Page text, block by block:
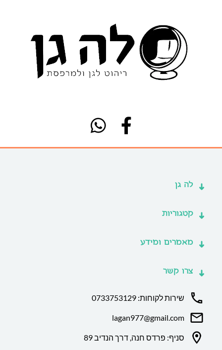
לה גן
קטגוריות
מאמרים ומידע
צרו קשר
שירות לקוחות: 0733753129
lagan977@gmail.com
סניף: פרדס חנה, דרך הנדיב 89